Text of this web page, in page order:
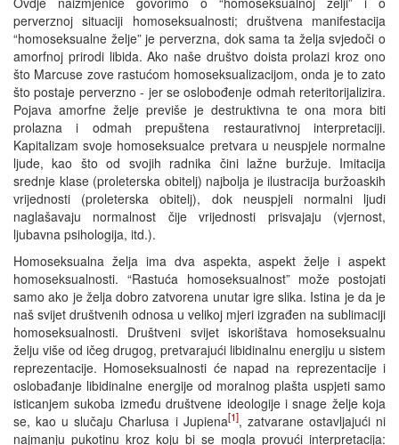
perverznoj situaciji homoseksualnosti; društvena manifestacija
“homoseksualne želje” je perverzna, dok sama ta želja svjedoči o
amorfnoj prirodi libida. Ako naše društvo doista prolazi kroz ono
što Marcuse zove rastućom homoseksualizacijom, onda je to zato
što postaje perverzno - jer se oslobođenje odmah reteritorijalizira.
Pojava amorfne želje previše je destruktivna te ona mora biti
prolazna i odmah prepuštena restaurativnoj interpretaciji.
Kapitalizam svoje homoseksualce pretvara u neuspjele normalne
ljude, kao što od svojih radnika čini lažne buržuje. Imitacija
srednje klase (proleterska obitelj) najbolja je ilustracija buržoaskih
vrijednosti (proleterska obitelj), dok neuspjeli normalni ljudi
naglašavaju normalnost čije vrijednosti prisvajaju (vjernost,
ljubavna psihologija, itd.).
Homoseksualna želja ima dva aspekta, aspekt želje i aspekt
homoseksualnosti. “Rastuća homoseksualnost” može postojati
samo ako je želja dobro zatvorena unutar igre slika. Istina je da je
naš svijet društvenih odnosa u velikoj mjeri izgrađen na sublimaciji
homoseksualnosti. Društveni svijet iskorištava homoseksualnu
želju više od ičeg drugog, pretvarajući libidinalnu energiju u sistem
reprezentacije. Homoseksualnosti će napad na reprezentacije i
oslobađanje libidinalne energije od moralnog plašta uspjeti samo
isticanjem sukoba između društvene ideologije i snage želje koja
se, kao u slučaju Charlusa i Jupiena[1], zatvarane ostavljajući ni
najmanju pukotinu kroz koju bi se mogla provući interpretacija: